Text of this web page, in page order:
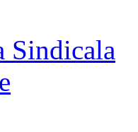
Sindicala